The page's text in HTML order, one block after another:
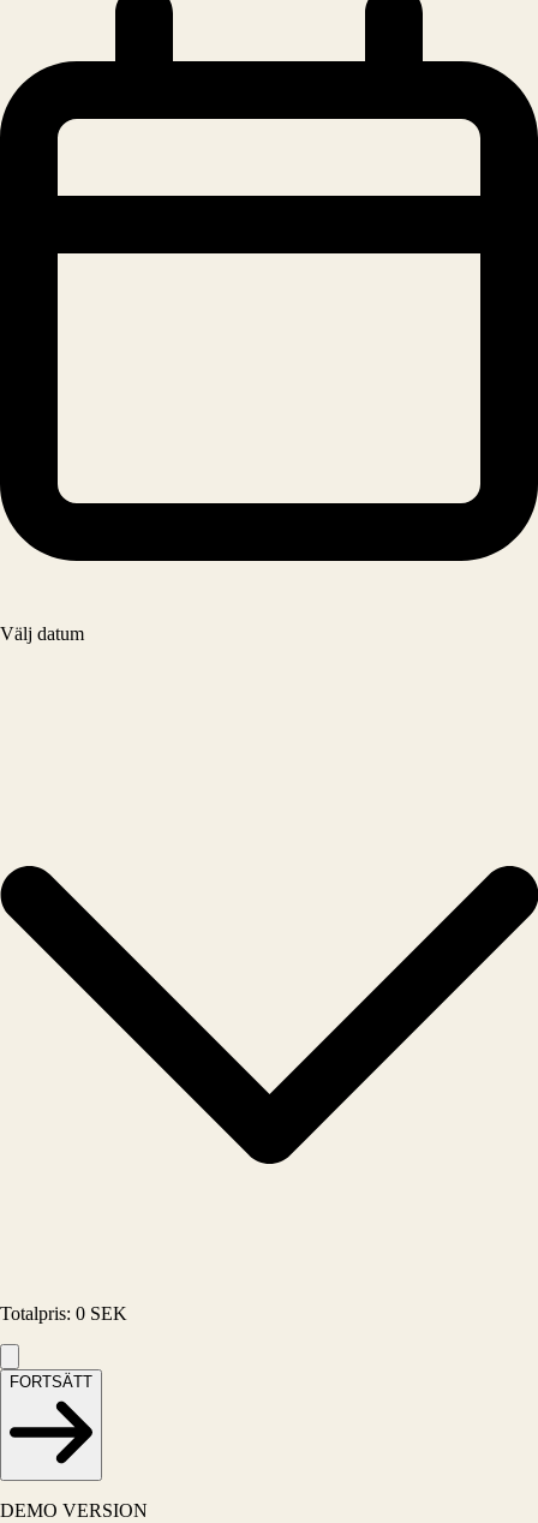
Välj datum
Totalpris: 0 SEK
FORTSÄTT
DEMO VERSION